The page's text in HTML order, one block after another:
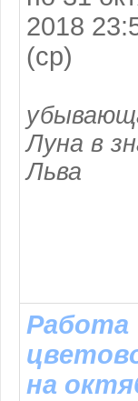
2018
(ср)
Луна в
Льва
на